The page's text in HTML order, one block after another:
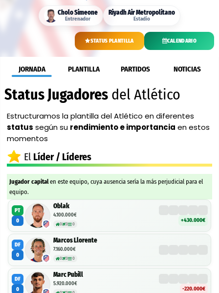
Cholo Simeone
Entrenador
Riyadh Air Metropolitano
Estadio
STATUS PLANTILLA CALENDARIO
JORNADA PLANTILLA PARTIDOS NOTICIAS
Status Jugadores del Atlético
Estructuramos la plantilla del Atlético en diferentes
status según su rendimiento e importancia en estos
momentos
El Líder / Líderes
Jugador capitalen este equipo, cuya ausencia sería la más perjudicial para el
equipo.
PT
0
Oblak
4.100.000€
0 0 0
+430.000€
DF
0
Marcos Llorente
7.160.000€
0 0 0
DF
0
Marc Pubill
5.920.000€
-220.000€